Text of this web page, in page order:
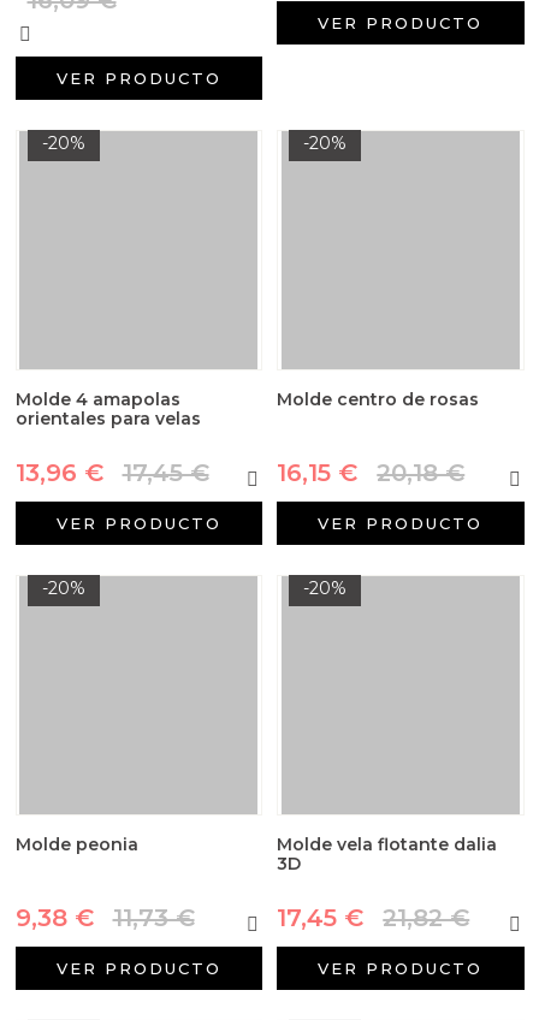
VER PRODUCTO
VER PRODUCTO
-20%
Molde 4 amapolas
orientales para velas
13,96 € 17,45 €
VER PRODUCTO
-20%
Molde centro de rosas
16,15 € 20,18 €
VER PRODUCTO
-20%
Molde peonia
9,38 € 11,73 €
VER PRODUCTO
-20%
Molde vela flotante dalia
3D
17,45 € 21,82 €
VER PRODUCTO